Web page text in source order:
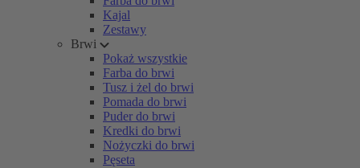
Kajal
Zestawy
Brwi
Pokaż wszystkie
Farba do brwi
Tusz i żel do brwi
Pomada do brwi
Puder do brwi
Kredki do brwi
Nożyczki do brwi
Pęseta